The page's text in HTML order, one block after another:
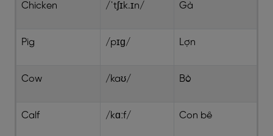
Chicken /ˈtʃɪk.ɪn/ Gà
Pig /pɪɡ/ Lợn
Cow /kaʊ/ Bò
Calf /kɑːf/ Con bê